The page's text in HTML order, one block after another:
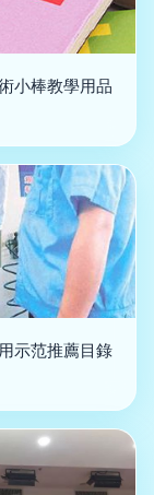
小棒教學用品
示范推薦目錄